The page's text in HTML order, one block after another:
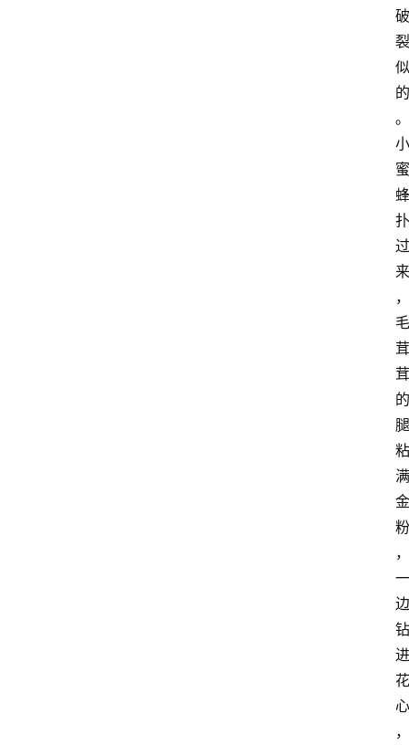
破
裂
似
的
。
小
蜜
蜂
扑
过
来
，
毛
茸
茸
的
腿
粘
满
金
粉
，
一
边
钻
进
花
心
，